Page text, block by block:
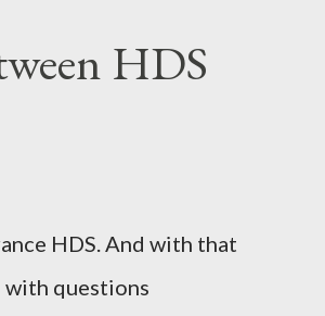
HDS
HDS. And with that
questions